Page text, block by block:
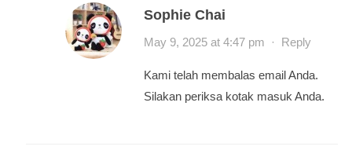
Sophie Chai
May 9, 2025 at 4:47 pm · Reply
Kami telah membalas email Anda.
Silakan periksa kotak masuk Anda.